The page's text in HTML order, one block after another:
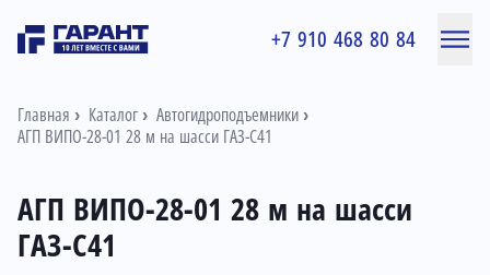
+7 910 468 80 84
Главная Каталог
Автогидроподъемники
АГП ВИПО-28-01 28 м на шасси ГАЗ-С41
АГП ВИПО-28-01 28 м на шасси
ГАЗ-С41